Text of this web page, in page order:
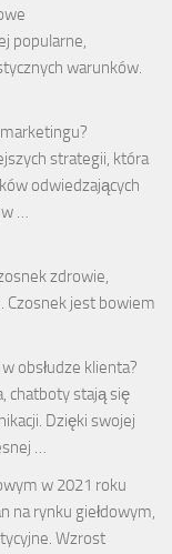
popularne,
warunków.
strategii, która
odwiedzających
w …
zdrowie,
Czosnek jest bowiem
obsłudze klienta?
chatboty stają się
Dzięki swojej
…
w 2021 roku
na rynku giełdowym,
Wzrost